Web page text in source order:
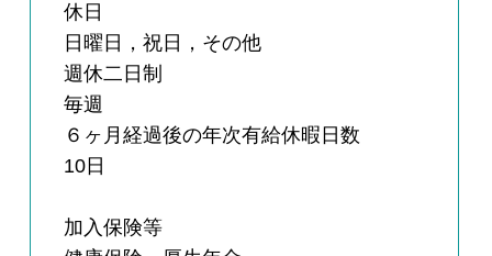
休日
日曜日，祝日，その他
週休二日制
毎週
６ヶ月経過後の年次有給休暇日数
10日
加入保険等